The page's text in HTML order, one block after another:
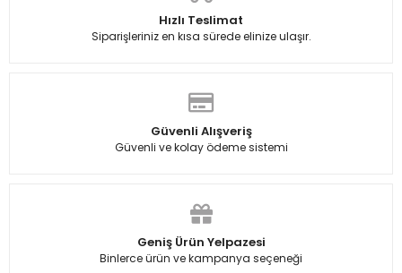
Hızlı Teslimat
Siparişleriniz en kısa sürede elinize ulaşır.
Güvenli Alışveriş
Güvenli ve kolay ödeme sistemi
Geniş Ürün Yelpazesi
Binlerce ürün ve kampanya seçeneği